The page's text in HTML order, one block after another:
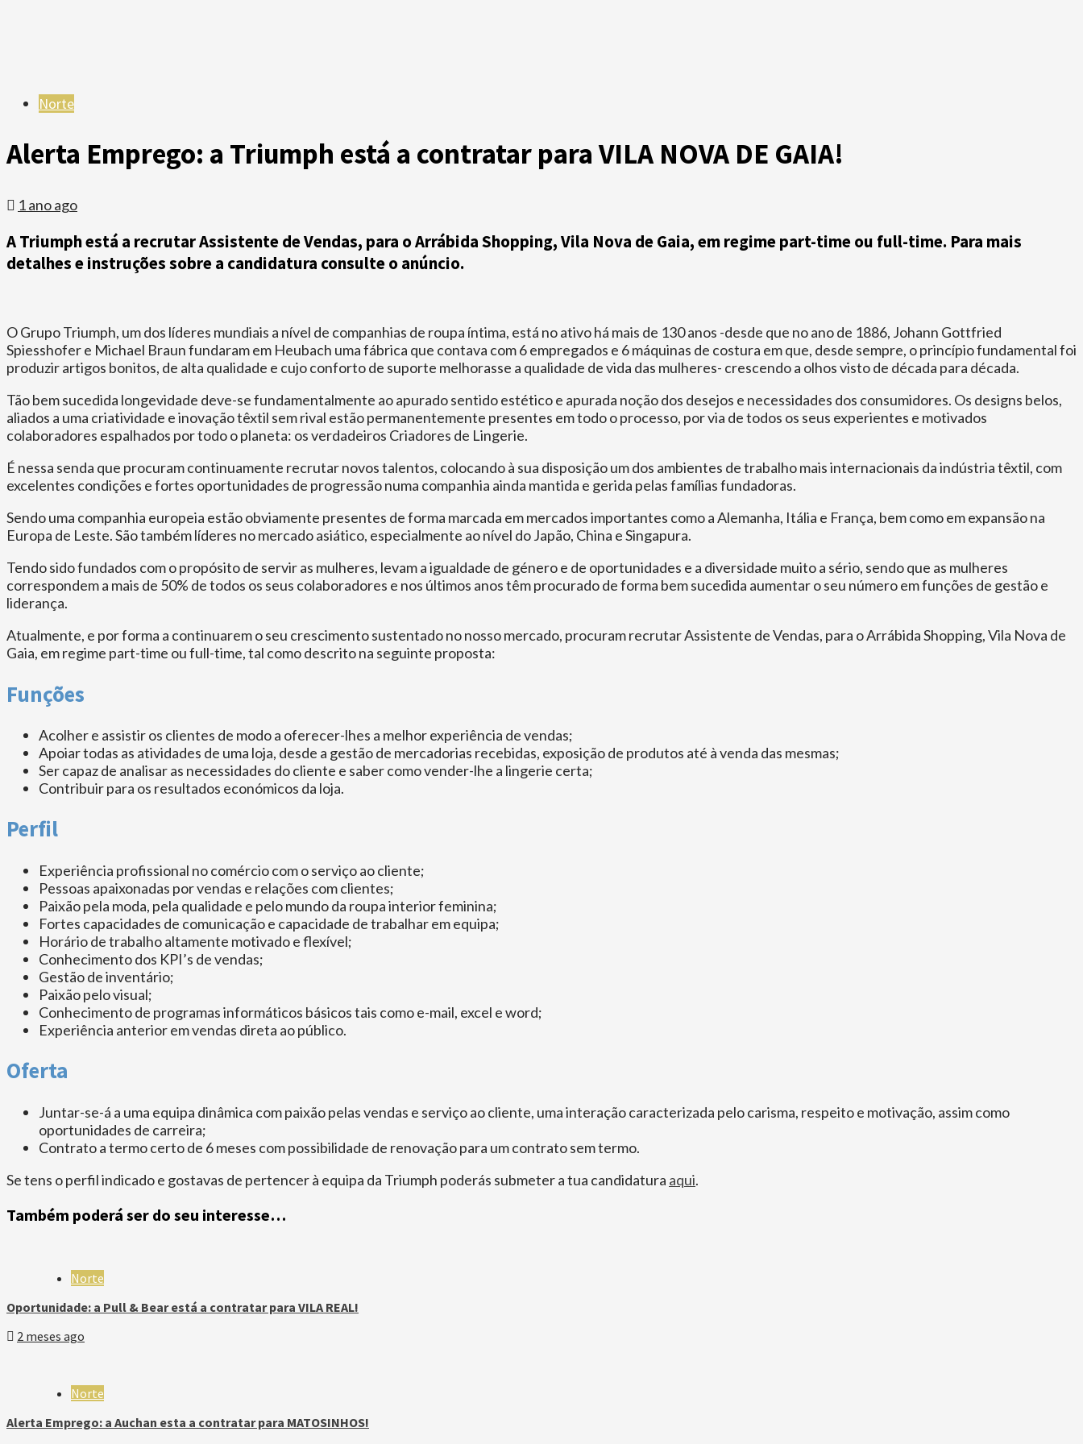
Norte
Alerta Emprego: a Triumph está a contratar para VILA NOVA DE GAIA!
1 ano ago
A Triumph está a recrutar Assistente de Vendas, para o Arrábida Shopping, Vila Nova de Gaia, em regime part-time ou full-time. Para mais
detalhes e instruções sobre a candidatura consulte o anúncio.
O Grupo Triumph, um dos líderes mundiais a nível de companhias de roupa íntima, está no ativo há mais de 130 anos -desde que no ano de 1886, Johann Gottfried
Spiesshofer e Michael Braun fundaram em Heubach uma fábrica que contava com 6 empregados e 6 máquinas de costura em que, desde sempre, o princípio fundamental foi
produzir artigos bonitos, de alta qualidade e cujo conforto de suporte melhorasse a qualidade de vida das mulheres- crescendo a olhos visto de década para década.
Tão bem sucedida longevidade deve-se fundamentalmente ao apurado sentido estético e apurada noção dos desejos e necessidades dos consumidores. Os designs belos,
aliados a uma criatividade e inovação têxtil sem rival estão permanentemente presentes em todo o processo, por via de todos os seus experientes e motivados
colaboradores espalhados por todo o planeta: os verdadeiros Criadores de Lingerie.
É nessa senda que procuram continuamente recrutar novos talentos, colocando à sua disposição um dos ambientes de trabalho mais internacionais da indústria têxtil, com
excelentes condições e fortes oportunidades de progressão numa companhia ainda mantida e gerida pelas famílias fundadoras.
Sendo uma companhia europeia estão obviamente presentes de forma marcada em mercados importantes como a Alemanha, Itália e França, bem como em expansão na
Europa de Leste. São também líderes no mercado asiático, especialmente ao nível do Japão, China e Singapura.
Tendo sido fundados com o propósito de servir as mulheres, levam a igualdade de género e de oportunidades e a diversidade muito a sério, sendo que as mulheres
correspondem a mais de 50% de todos os seus colaboradores e nos últimos anos têm procurado de forma bem sucedida aumentar o seu número em funções de gestão e
liderança.
Atualmente, e por forma a continuarem o seu crescimento sustentado no nosso mercado, procuram recrutar Assistente de Vendas, para o Arrábida Shopping, Vila Nova de
Gaia, em regime part-time ou full-time, tal como descrito na seguinte proposta:
Funções
Acolher e assistir os clientes de modo a oferecer-lhes a melhor experiência de vendas;
Apoiar todas as atividades de uma loja, desde a gestão de mercadorias recebidas, exposição de produtos até à venda das mesmas;
Ser capaz de analisar as necessidades do cliente e saber como vender-lhe a lingerie certa;
Contribuir para os resultados económicos da loja.
Perfil
Experiência profissional no comércio com o serviço ao cliente;
Pessoas apaixonadas por vendas e relações com clientes;
Paixão pela moda, pela qualidade e pelo mundo da roupa interior feminina;
Fortes capacidades de comunicação e capacidade de trabalhar em equipa;
Horário de trabalho altamente motivado e flexível;
Conhecimento dos KPI’s de vendas;
Gestão de inventário;
Paixão pelo visual;
Conhecimento de programas informáticos básicos tais como e-mail, excel e word;
Experiência anterior em vendas direta ao público.
Oferta
Juntar-se-á a uma equipa dinâmica com paixão pelas vendas e serviço ao cliente, uma interação caracterizada pelo carisma, respeito e motivação, assim como
oportunidades de carreira;
Contrato a termo certo de 6 meses com possibilidade de renovação para um contrato sem termo.
Se tens o perfil indicado e gostavas de pertencer à equipa da Triumph poderás submeter a tua candidatura aqui.
Também poderá ser do seu interesse…
Norte
Oportunidade: a Pull & Bear está a contratar para VILA REAL!
2 meses ago
Norte
Alerta Emprego: a Auchan esta a contratar para MATOSINHOS!